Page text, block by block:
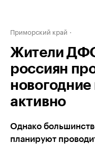
Приморский край
Жители
россиян
активно
Однако
планируют